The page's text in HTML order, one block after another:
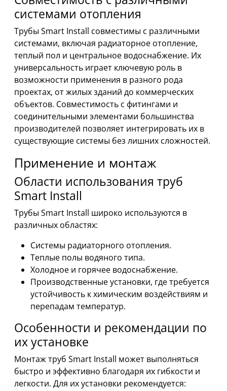
системами отопления
Трубы Smart Install совместимы с различными
системами, включая радиаторное отопление,
теплый пол и центральное водоснабжение. Их
универсальность играет ключевую роль в
возможности применения в разного рода
проектах, от жилых зданий до коммерческих
объектов. Совместимость с фитингами и
соединительными элементами большинства
производителей позволяет интегрировать их в
существующие системы без лишних сложностей.
Применение и монтаж
Области использования труб
Smart Install
Трубы Smart Install широко используются в
различных областях:
Системы радиаторного отопления.
Теплые полы водяного типа.
Холодное и горячее водоснабжение.
Производственные установки, где требуется
устойчивость к химическим воздействиям и
перепадам температур.
Особенности и рекомендации по
их установке
Монтаж труб Smart Install может выполняться
быстро и эффективно благодаря их гибкости и
легкости. Для их установки рекомендуется: